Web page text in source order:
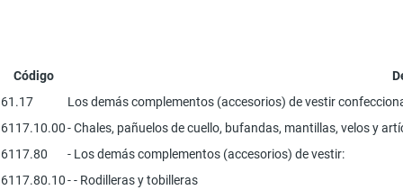
Código
61.17
Los demás complementos (accesorios) de vestir
6117.10.00- Chales, pañuelos de cuello, bufandas, mantillas, velos y
6117.80
- Los demás complementos (accesorios) de vestir:
6117.80.10- - Rodilleras y tobilleras